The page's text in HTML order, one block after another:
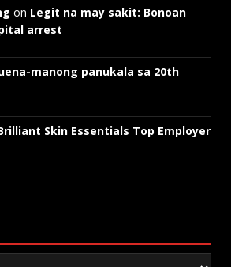
on Legit na may sakit: Bonoan
arrest
manong panukala sa 20th
Skin Essentials Top Employer